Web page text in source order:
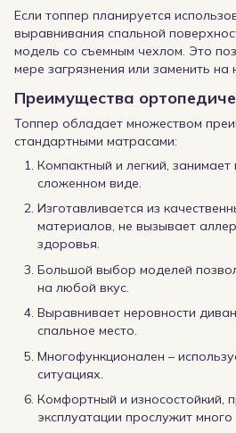
Если топпер планируется
выравнивания спальной
модель со съемным чехлом. Это
мере загрязнения или заменить на
Преимущества
Топпер обладает множеством
стандартными матрасами:
Компактный и легкий,
сложенном виде.
Изготавливается из
материалов, не вызывает
здоровья.
Большой выбор моделей
на любой вкус.
Выравнивает неровности
спальное место.
Многофункционален –
ситуациях.
Комфортный и износостойкий,
эксплуатации прослужит много